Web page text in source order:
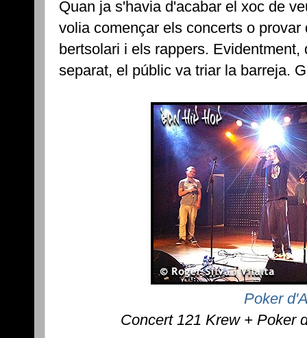
Quan ja s'havia d'acabar el xoc de
volia començar els concerts o
bertsolari i els rappers. Evidentment,
separat, el públic va triar la barreja.
Poker
Concert 121 Krew + Poker